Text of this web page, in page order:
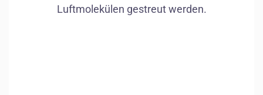
Luftmolekülen gestreut werden.